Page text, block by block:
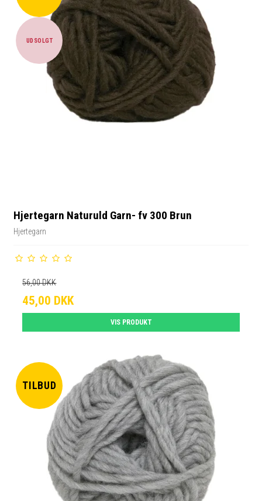
UDSOLGT
Hjertegarn Naturuld Garn- fv 300 Brun
Hjertegarn
56,00 DKK
45,00 DKK
VIS PRODUKT
TILBUD